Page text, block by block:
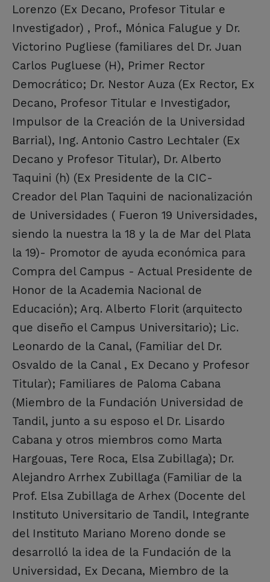
Lorenzo (Ex Decano, Profesor Titular e
Investigador) , Prof., Mónica Falugue y Dr.
Victorino Pugliese (familiares del Dr. Juan
Carlos Pugluese (H), Primer Rector
Democrático; Dr. Nestor Auza (Ex Rector, Ex
Decano, Profesor Titular e Investigador,
Impulsor de la Creación de la Universidad
Barrial), Ing. Antonio Castro Lechtaler (Ex
Decano y Profesor Titular), Dr. Alberto
Taquini (h) (Ex Presidente de la CIC-
Creador del Plan Taquini de nacionalización
de Universidades ( Fueron 19 Universidades,
siendo la nuestra la 18 y la de Mar del Plata
la 19)- Promotor de ayuda económica para
Compra del Campus - Actual Presidente de
Honor de la Academia Nacional de
Educación); Arq. Alberto Florit (arquitecto
que diseño el Campus Universitario); Lic.
Leonardo de la Canal, (Familiar del Dr.
Osvaldo de la Canal , Ex Decano y Profesor
Titular); Familiares de Paloma Cabana
(Miembro de la Fundación Universidad de
Tandil, junto a su esposo el Dr. Lisardo
Cabana y otros miembros como Marta
Hargouas, Tere Roca, Elsa Zubillaga); Dr.
Alejandro Arrhex Zubillaga (Familiar de la
Prof. Elsa Zubillaga de Arhex (Docente del
Instituto Universitario de Tandil, Integrante
del Instituto Mariano Moreno donde se
desarrolló la idea de la Fundación de la
Universidad, Ex Decana, Miembro de la